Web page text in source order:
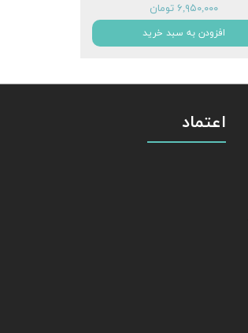
۶,۹۵۰,۰۰۰ تومان
افزودن به سبد خرید
اعتماد